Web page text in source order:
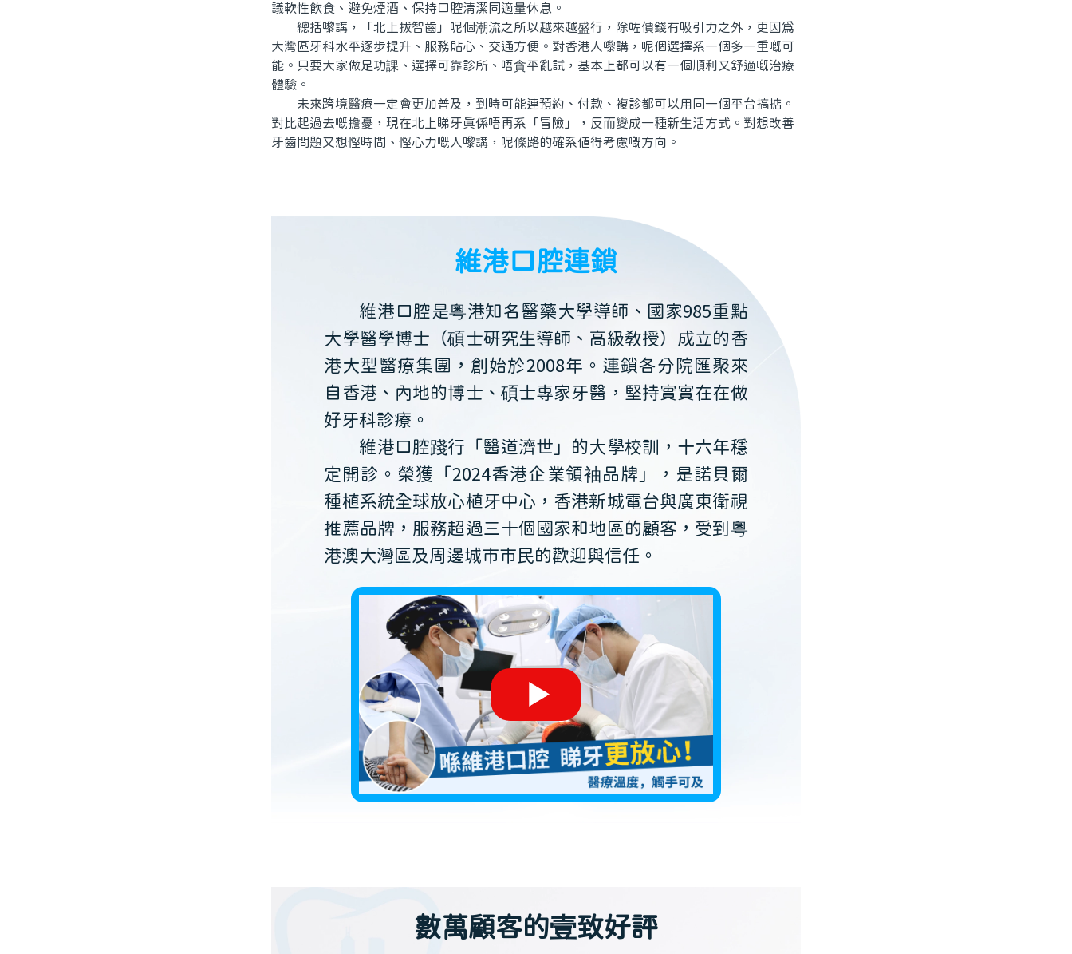
議軟性飲食、避免煙酒、保持口腔清潔同適量休息。
總括嚟講，「北上拔智齒」呢個潮流之所以越來越盛行，除咗價錢有吸引力之外，更因爲
大灣區牙科水平逐步提升、服務貼心、交通方便。對香港人嚟講，呢個選擇系一個多一重嘅可
能。只要大家做足功課、選擇可靠診所、唔貪平亂試，基本上都可以有一個順利又舒適嘅治療
體驗。
未來跨境醫療一定會更加普及，到時可能連預約、付款、複診都可以用同一個平台搞掂。
對比起過去嘅擔憂，現在北上睇牙真係唔再系「冒險」，反而變成一種新生活方式。對想改善
牙齒問題又想慳時間、慳心力嘅人嚟講，呢條路的確系值得考慮嘅方向。
維港口腔連鎖
維港口腔是粵港知名醫藥大學導師、國家985重點
大學醫學博士（碩士研究生導師、高級教授）成立的香
港大型醫療集團，創始於2008年。連鎖各分院匯聚來
自香港、內地的博士、碩士專家牙醫，堅持實實在在做
好牙科診療。
維港口腔踐行「醫道濟世」的大學校訓，十六年穩
定開診。榮獲「2024香港企業領袖品牌」，是諾貝爾
種植系統全球放心植牙中心，香港新城電台與廣東衛視
推薦品牌，服務超過三十個國家和地區的顧客，受到粵
港澳大灣區及周邊城市市民的歡迎與信任。
數萬顧客的壹致好評